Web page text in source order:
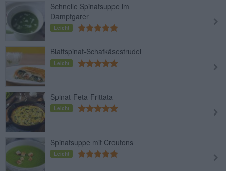
Schnelle Spinatsuppe im
Dampfgarer
Leicht
Blattspinat-Schafkäsestrudel
Leicht
Spinat-Feta-Frittata
Leicht
Spinatsuppe mit Croutons
Leicht